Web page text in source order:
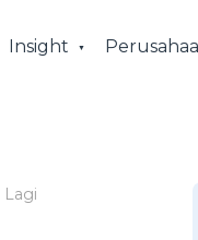
Insight
Lagi